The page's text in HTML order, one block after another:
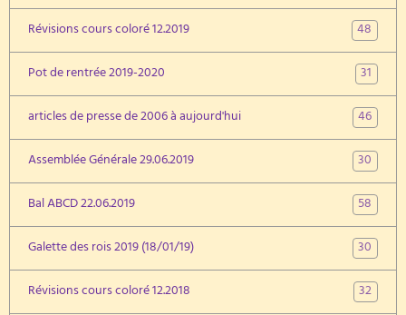
Révisions cours coloré 12.2019
48
Pot de rentrée 2019-2020
31
articles de presse de 2006 à aujourd'hui
46
Assemblée Générale 29.06.2019
30
Bal ABCD 22.06.2019
58
Galette des rois 2019 (18/01/19)
30
Révisions cours coloré 12.2018
32